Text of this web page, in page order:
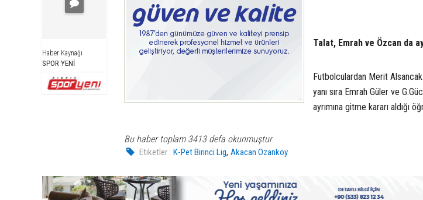
Haber Kaynağı
SPOR YENİ
Talat, Emrah ve Özcan da
Futbolculardan Merit Alsancak
yanı sıra Emrah Güler ve
ayrımına gitme kararı aldığı
Bu haber toplam 3413 defa okunmuştur
Etiketler : K-Pet Birinci Lig,Akacan Ozanköy